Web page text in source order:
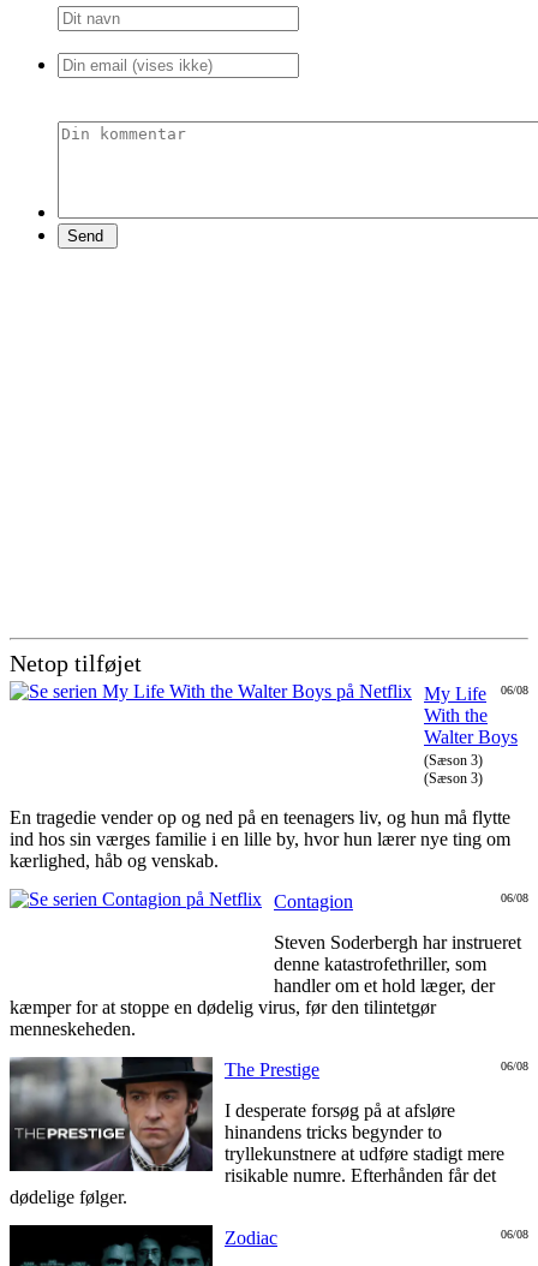
Netop tilføjet
06/08
My Life
With the
Walter Boys
(Sæson 3)
(Sæson 3)
En tragedie vender op og ned på en teenagers liv, og hun må flytte
ind hos sin værges familie i en lille by, hvor hun lærer nye ting om
kærlighed, håb og venskab.
06/08
Contagion
Steven Soderbergh har instrueret
denne katastrofethriller, som
handler om et hold læger, der
kæmper for at stoppe en dødelig virus, før den tilintetgør
menneskeheden.
06/08
The Prestige
I desperate forsøg på at afsløre
hinandens tricks begynder to
tryllekunstnere at udføre stadigt mere
risikable numre. Efterhånden får det
dødelige følger.
06/08
Zodiac